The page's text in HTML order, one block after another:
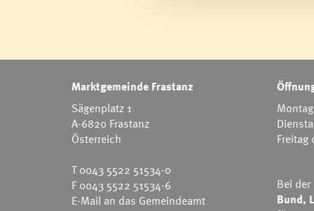
Marktgemeinde Frastanz
Sägenplatz 1
A-6820 Frastanz
Österreich
T0043 5522 51534-0
F 0043 5522 51534-6
E-Mail an das Gemeindeamt
Freitag
Bei
Bund,